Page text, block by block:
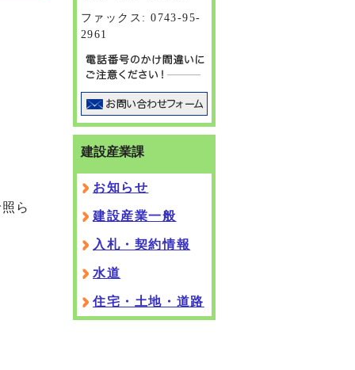
ら
ファックス: 0743-95-
2961
建設産業課
お知らせ
建設産業一般
入札・契約情報
水道
住宅・土地・道路